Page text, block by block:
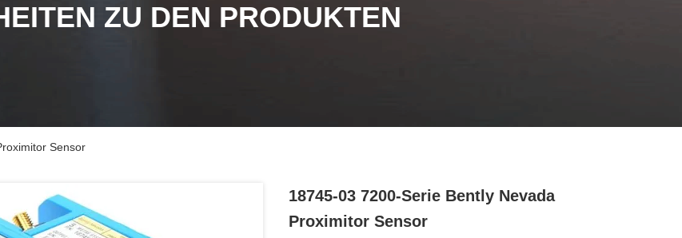
ZU DEN PRODUKTEN
Sensor
18745-03 7200-Serie Bently Nevada
Proximitor Sensor